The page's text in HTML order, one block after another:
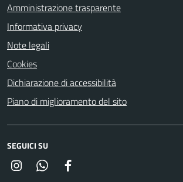
Amministrazione trasparente
Informativa privacy
Note legali
Cookies
Dichiarazione di accessibilità
Piano di miglioramento del sito
SEGUICI SU
InstagramWhatsapp